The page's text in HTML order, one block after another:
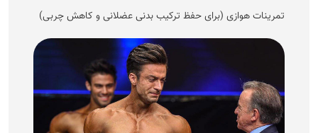
تمرینات هوازی (برای حفظ ترکیب بدنی عضلانی و کاهش چربی)